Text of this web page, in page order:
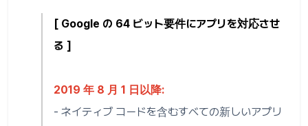
[ Google の 64 ビット要件にアプリを対応させ
る ]
2019 年 8 月 1 日以降:
- ネイティブ コードを含むすべての新しいアプリ